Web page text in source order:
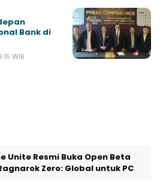
Bank di
WIB
Unite Resmi Buka Open Beta
Zero: Global untuk PC